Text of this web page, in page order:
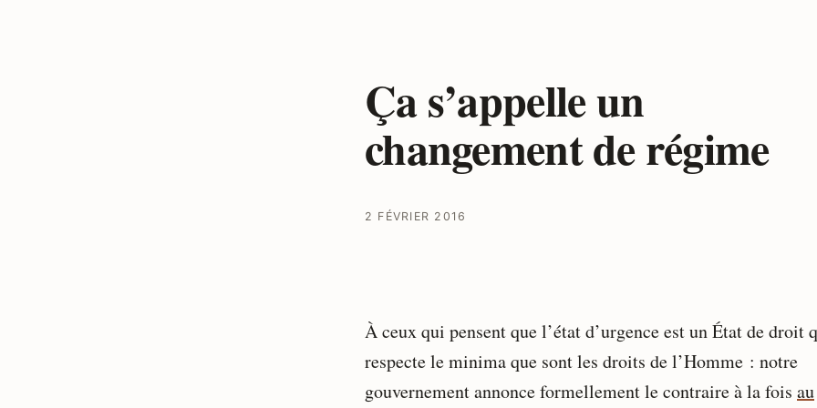
Ça s’appelle un
changement de régime
2 FÉVRIER 2016
À ceux qui pensent que l’état d’urgence est un État de droit
respecte le minima que sont les droits de l’Homme : notre
gouvernement annonce formellement le contraire à la fois au